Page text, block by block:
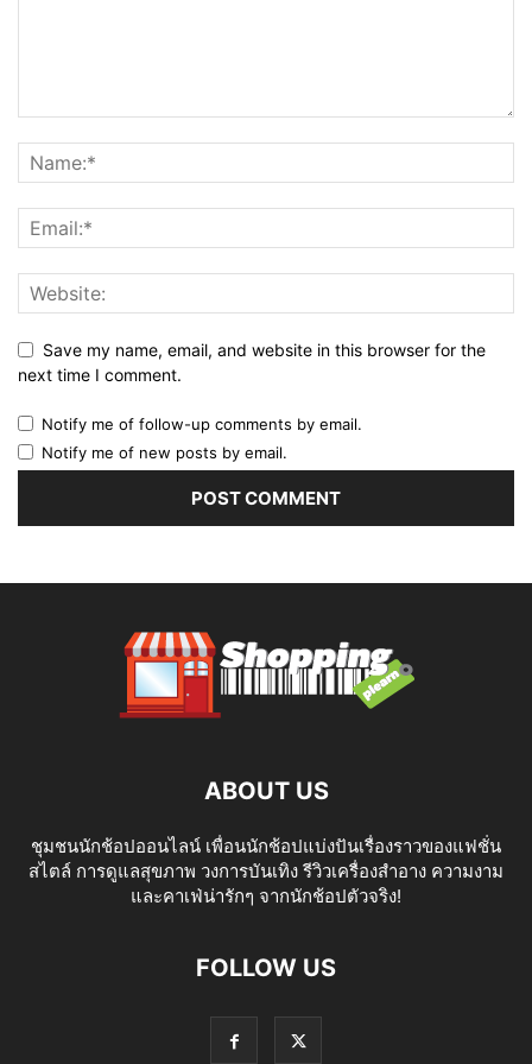
Save my name, email, and website in this browser for the
next time I comment.
Notify me of follow-up comments by email.
Notify me of new posts by email.
ABOUT US
ชุมชนนักช้อปออนไลน์ เพื่อนนักช้อปแบ่งปันเรื่องราวของแฟชั่น
สไตล์ การดูแลสุขภาพ วงการบันเทิง รีวิวเครื่องสำอาง ความงาม
และคาเฟ่น่ารักๆ จากนักช้อปตัวจริง!
FOLLOW US